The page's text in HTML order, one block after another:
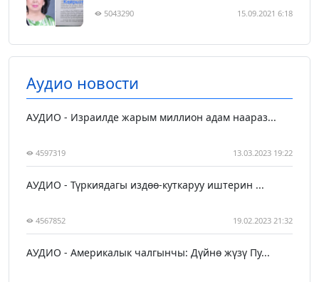
5043290 15.09.2021 6:18
Аудио новости
АУДИО - Израилде жарым миллион адам наараз...
4597319 13.03.2023 19:22
АУДИО - Түркиядагы издөө-куткаруу иштерин ...
4567852 19.02.2023 21:32
АУДИО - Америкалык чалгынчы: Дүйнө жүзү Пу...